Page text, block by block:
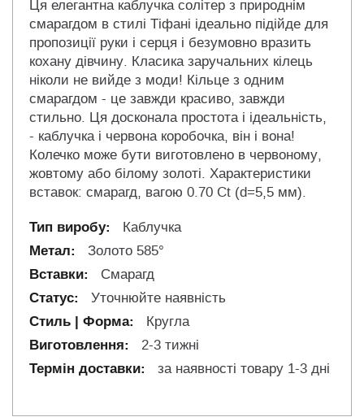
Ця елегантна каблучка солітер з природнім
смарагдом в стилі Тіфані ідеально підійде для
пропозиції руки і серця і безумовно вразить
кохану дівчину. Класика заручальних кілець
ніколи не вийде з моди! Кільце з одним
смарагдом - це завжди красиво, завжди
стильно. Ця досконала простота і ідеальність,
- каблучка і червона коробочка, він і вона!
Колечко може бути виготовлено в червоному,
жовтому або білому золоті. Характеристики
вставок: смарагд, вагою 0.70 Ct (d=5,5 мм).
Каблучка
Золото 585°
Смарагд
Уточнюйте наявність
Кругла
2-3 тижні
за наявності товару 1-3 дні